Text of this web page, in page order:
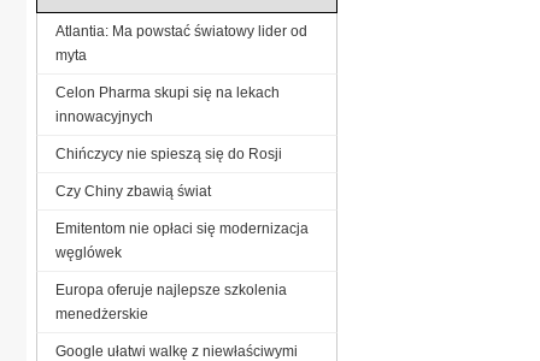
Atlantia: Ma powstać światowy lider od
myta
Celon Pharma skupi się na lekach
innowacyjnych
Chińczycy nie spieszą się do Rosji
Czy Chiny zbawią świat
Emitentom nie opłaci się modernizacja
węglówek
Europa oferuje najlepsze szkolenia
menedżerskie
Google ułatwi walkę z niewłaściwymi